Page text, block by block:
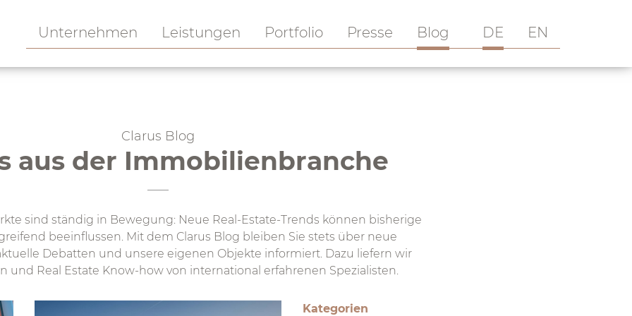
Unternehmen Leistungen Portfolio Presse Blog DE EN
Clarus Blog
aus der Immobilien­branche
sind ständig in Bewegung: Neue Real-Estate-Trends können bisherige
beeinflussen. Mit dem Clarus Blog bleiben Sie stets über neue
Debatten und unsere eigenen Objekte informiert. Dazu liefern wir
und Real Estate Know-how von international erfahrenen Spezialisten.
Kategorien